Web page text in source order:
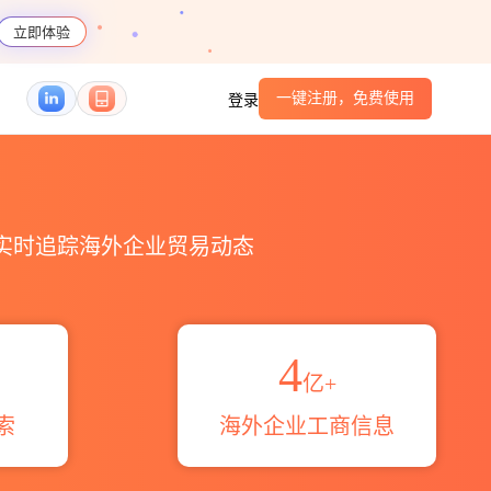
立即体验
登录 一键注册，免费使用
时追踪海外企业贸易动态
4亿+
海外企业工商信息